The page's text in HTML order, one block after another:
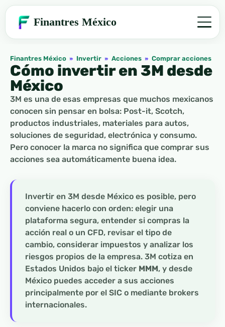
Finantres México
Finantres México » Invertir » Acciones » Comprar acciones
Cómo invertir en 3M desde
México
3M es una de esas empresas que muchos mexicanos
conocen sin pensar en bolsa: Post-it, Scotch,
productos industriales, materiales para autos,
soluciones de seguridad, electrónica y consumo.
Pero conocer la marca no significa que comprar sus
acciones sea automáticamente buena idea.
Invertir en 3M desde México es posible, pero
conviene hacerlo con orden: elegir una
plataforma segura, entender si compras la
acción real o un CFD, revisar el tipo de
cambio, considerar impuestos y analizar los
riesgos propios de la empresa. 3M cotiza en
Estados Unidos bajo el ticker MMM, y desde
México puedes acceder a sus acciones
principalmente por el SIC o mediante brokers
internacionales.